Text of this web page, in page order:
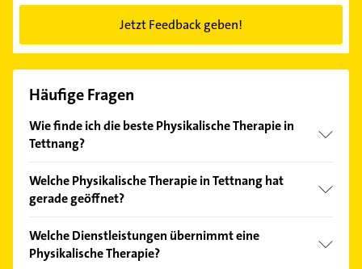
Jetzt Feedback geben!
Häufige Fragen
Wie finde ich die beste Physikalische Therapie in
Tettnang?
Kundenmeinungen und profitieren Sie von den
Empfehlungen. Die Suchergebnisse können Sie sich
Welche Physikalische Therapie in Tettnang hat
gerade geöffnet?
Bitte beachten Sie, dass diese an Sonn- und
Feiertagen abweichen können.
Welche Dienstleistungen übernimmt eine
Physikalische Therapie?